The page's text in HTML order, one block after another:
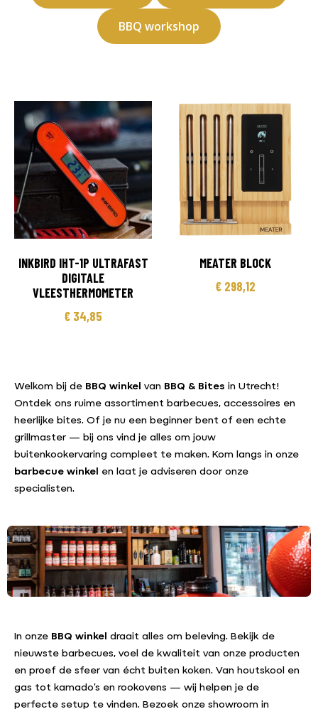
BBQ workshop
INKBIRD IHT-1P ULTRAFAST
DIGITALE
VLEESTHERMOMETER
€ 34,85
MEATER BLOCK
€298,12
Welkom bij de BBQ winkel van BBQ & Bites in Utrecht!
Ontdek ons ruime assortiment barbecues, accessoires en
heerlijke bites. Of je nu een beginner bent of een echte
grillmaster — bij ons vind je alles om jouw
buitenkookervaring compleet te maken. Kom langs in onze
barbecue winkel en laat je adviseren door onze
specialisten.
In onze BBQ winkel draait alles om beleving. Bekijk de
nieuwste barbecues, voel de kwaliteit van onze producten
en proef de sfeer van écht buiten koken. Van houtskool en
gas tot kamado’s en rookovens — wij helpen je de
perfecte setup te vinden. Bezoek onze showroom in